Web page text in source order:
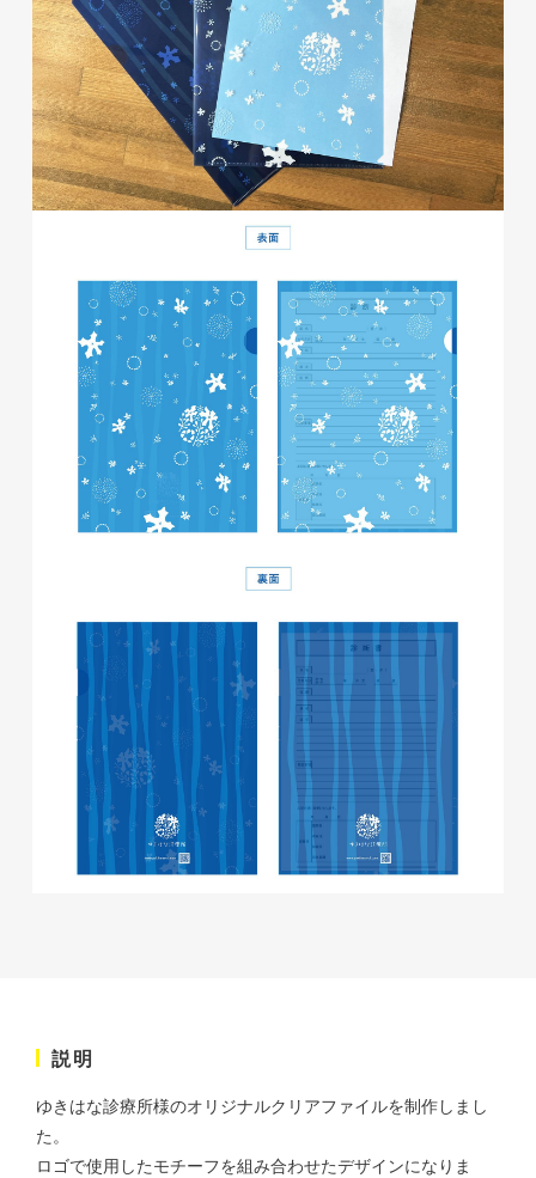
磐田商工会議所様 磐田市商店
会連盟チラシ
株式会社ベストブラス様 EC
サイト制作
説明
ゆきはな診療所様のオリジナルクリアファイルを制作しまし
た。
ロゴで使用したモチーフを組み合わせたデザインになりま